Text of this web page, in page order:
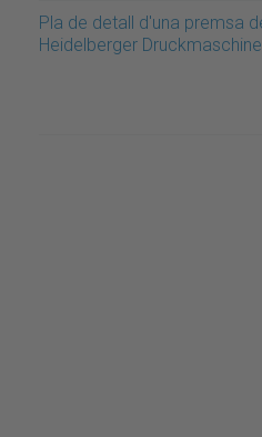
Pla de detall d'una premsa
Heidelberger